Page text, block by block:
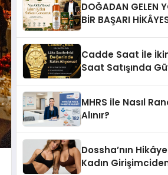
DOĞADAN GELEN
BİR BAŞARI
Yöresel Işkın
Cadde Saat İle
Saat Satışında
MHRS ile Nasıl
Alınır?
Dossha’nın
Kadın